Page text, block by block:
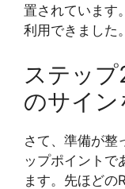
置されています
利用できました。
ステップ
のサイン
さて、準備が整
ップポイントで
ます。先ほどの